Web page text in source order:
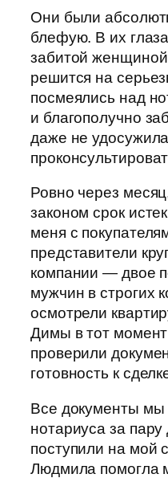
Они были
блефую. В их
забитой
решится на
посмеялись над
и благополучно
даже не
Ровно через
законом срок
меня с
представители
компании — двое
мужчин в строгих
осмотрели
Димы в тот
проверили
готовность к
Все документы
нотариуса за
поступили на мой
Людмила помогла